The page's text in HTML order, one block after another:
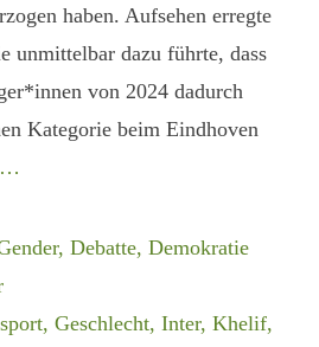
haben. Aufsehen erregte
unmittelbar dazu führte, dass
von 2024 dadurch
Kategorie beim Eindhoven
…
, Debatte, Demokratie
, Geschlecht, Inter, Khelif,